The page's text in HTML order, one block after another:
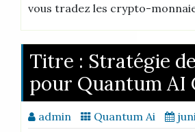
vous tradez les crypto-
Titre : Stratégie
pour Quantum AI
admin Quantum Ai